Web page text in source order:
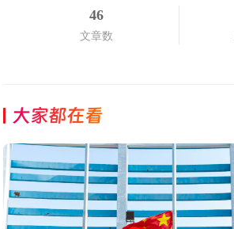
46
文章数
大家都在看